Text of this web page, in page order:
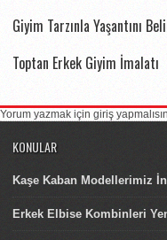
Giyim Tarzınla Yaşantını
Toptan Erkek Giyim İmalatı
Yorum yazmak için giriş
KONULAR
Kaşe Kaban Modellerimiz
Erkek Elbise Kombinleri